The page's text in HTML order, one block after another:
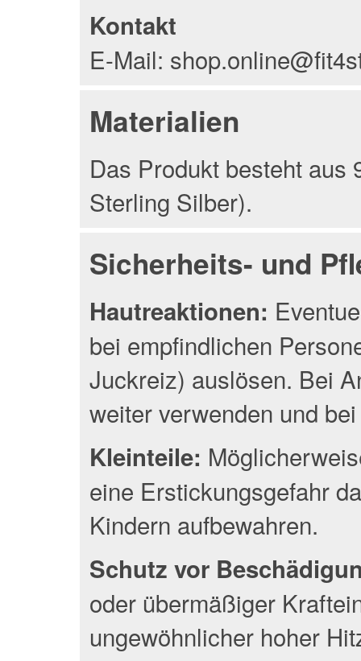
Kontakt
E-Mail:
Materialien
Das Produkt besteht aus
Sterling Silber).
Sicherheits- und
Hautreaktionen:
bei empfindlichen
Juckreiz) auslösen. Bei
weiter verwenden und
Kleinteile:
eine Erstickungsgefahr
Kindern aufbewahren.
Schutz vor
oder übermäßiger
ungewöhnlicher hoher